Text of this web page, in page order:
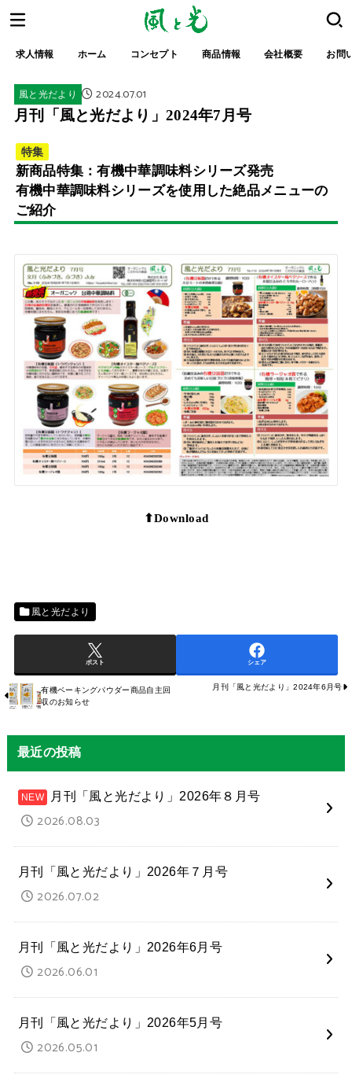
求人情報 ホーム コンセプト 商品情報 会社概要 お問
風と光だより 2024.07.01
月刊「風と光だより」2024年7月号
特集
新商品特集：有機中華調味料シリーズ発売
有機中華調味料シリーズを使用した絶品メニューの
ご紹介
⬆︎Download
風と光だより
ポスト シェア
有機ベーキングパウダー商品自主回
収のお知らせ
月刊「風と光だより」2024年6月号
最近の投稿
月刊「風と光だより」2026年８月号
2026.08.03
月刊「風と光だより」2026年７月号
2026.07.02
月刊「風と光だより」2026年6月号
2026.06.01
月刊「風と光だより」2026年5月号
2026.05.01